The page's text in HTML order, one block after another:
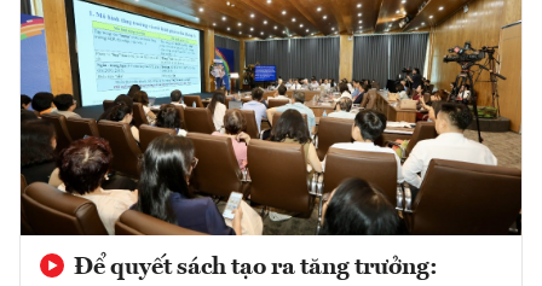
Để quyết sách tạo ra tăng trưởng: